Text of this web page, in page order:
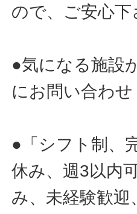
ので、ご安心下
●気になる施設
にお問い合わせ
●「シフト制、
休み、週3以内
み、未経験歓